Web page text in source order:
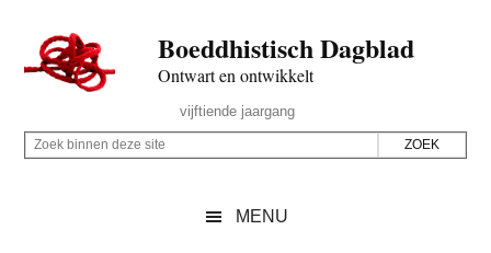
naar
de
inhoud
secondary
naar
de
sidebar
naar
de
Boeddhistisch Dagblad
Ontwart en ontwikkelt
Rechts
vijftiende jaargang
Z
Z
MENU